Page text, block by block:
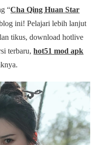
“Cha Qing Huan Star
ini! Pelajari lebih lanjut
tikus, download hotlive
terbaru,hot51 mod apk